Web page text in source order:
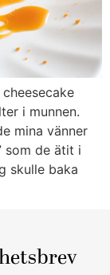
i munnen.
mina vänner
som de ätit i
skulle baka